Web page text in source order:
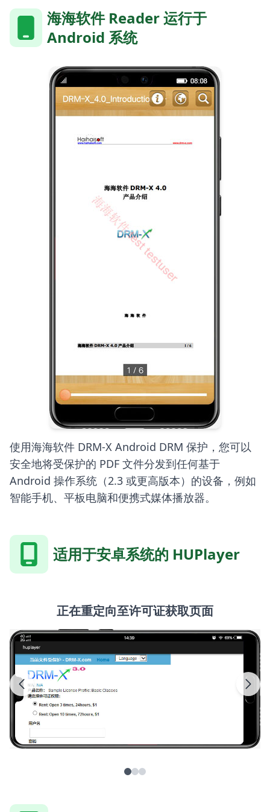
海海软件 Reader 运行于
Android 系统
使用海海软件 DRM-X And​​roid DRM 保护，您可以
安全地将受保护的 PDF 文件分发到任何基于
Android 操作系统（2.3 或更高版本）的设备，例如
智能手机、平板电脑和便携式媒体播放器。
适用于安卓系统的 HUPlayer
正在重定向至许可证获取页面